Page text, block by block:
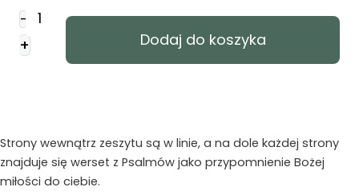
-
ilość
Dziennik
-
Goodness
+ Dodaj do koszyka
Strony wewnątrz zeszytu są w linie, a na dole każdej strony
znajduje się werset z Psalmów jako przypomnienie Bożej
miłości do ciebie.